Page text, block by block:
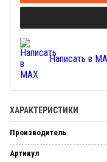
Написать в
ХАРАКТЕРИСТИКИ
Производитель
Артикул